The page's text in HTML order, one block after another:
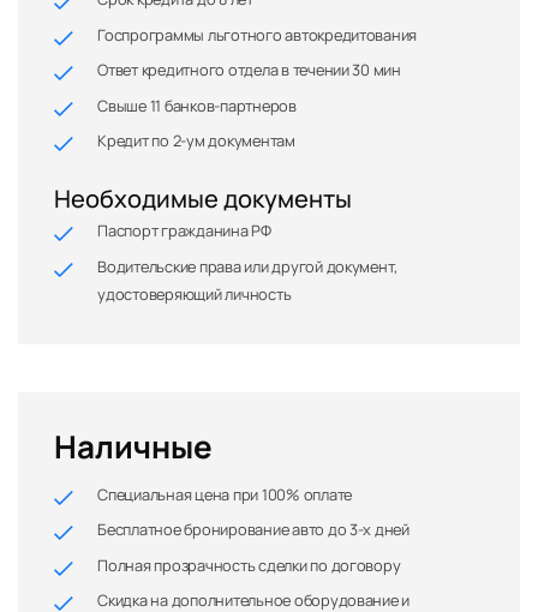
Госпрограммы льготного автокредитования
Ответ кредитного отдела в течении 30 мин
Свыше 11 банков-партнеров
Кредит по 2-ум документам
Необходимые документы
Паспорт гражданина РФ
Водительские права или другой документ,
удостоверяющий личность
Наличные
Специальная цена при 100% оплате
Бесплатное бронирование авто до 3-х дней
Полная прозрачность сделки по договору
Скидка на дополнительное оборудование и